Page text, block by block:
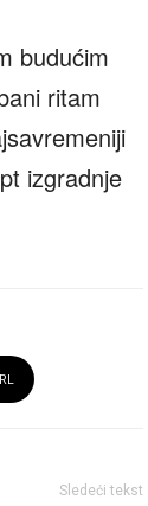
budućim
ritam
izgradnje
Sledeći tekst